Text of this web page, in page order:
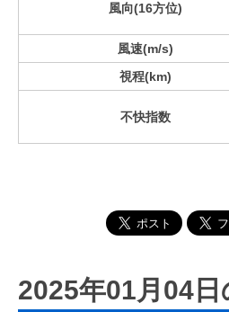
風向(16方位)
風速(m/s)
視程(km)
不快指数
2025年01月04